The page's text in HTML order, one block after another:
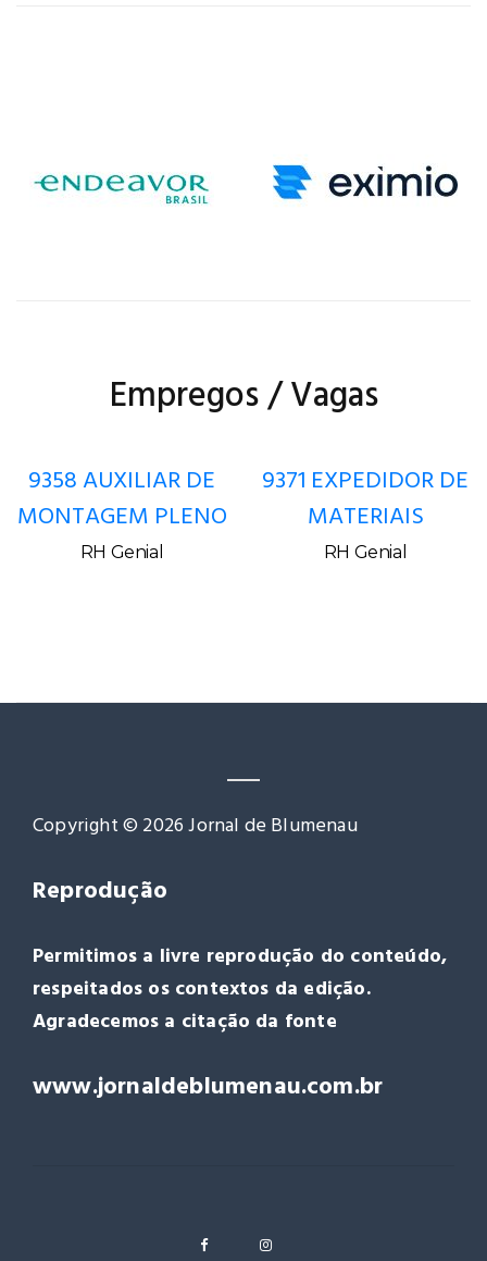
Empregos / Vagas
9358 AUXILIAR DE
MONTAGEM PLENO
RH Genial
9371 EXPEDIDOR DE
MATERIAIS
RH Genial
Copyright © 2026 Jornal de Blumenau
Reprodução
Permitimos a livre reprodução do conteúdo,
respeitados os contextos da edição.
Agradecemos a citação da fonte
www.jornaldeblumenau.com.br